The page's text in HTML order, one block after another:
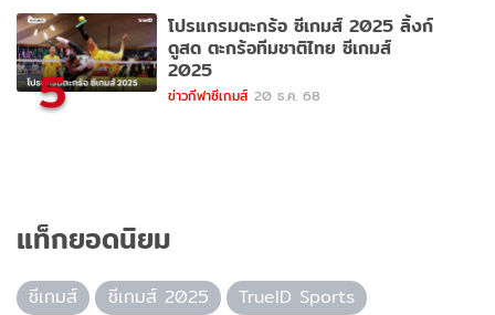
5
โปรแกรมตะกร้อ ซีเกมส์ 2025 ลิ้งก์
ดูสด ตะกร้อทีมชาติไทย ซีเกมส์
2025
ข่าวกีฬาซีเกมส์ 20 ธ.ค. 68
แท็กยอดนิยม
ซีเกมส์ ซีเกมส์ 2025
TrueID Sports